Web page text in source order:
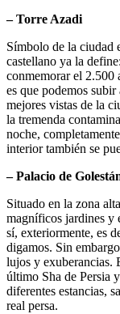
– Torre Azadi
Símbolo de la ciudad
castellano ya la
conmemorar el 2.500
es que podemos
mejores vistas de la
la tremenda
noche,
interior también se
– Palacio de
Situado en la zona
magníficos jardines y
sí, exteriormente, es
digamos. Sin
lujos y exuberancias.
último Sha de Persia
diferentes estancias,
real persa.